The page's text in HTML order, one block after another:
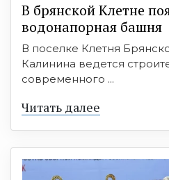
В брянской Клетне
водонапорная башня
В поселке Клетня
Калинина ведется
современного ...
Читать далее